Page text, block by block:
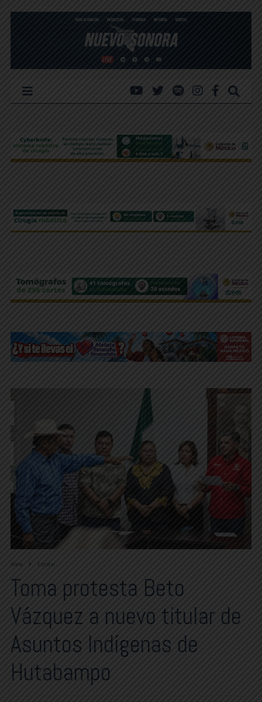
Home Estatal
Toma protesta Beto
Vázquez a nuevo titular de
Asuntos Indígenas de
Hutabampo